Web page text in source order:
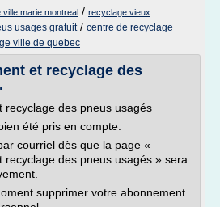
marie montreal / recyclage vieux
usages gratuit/ centre de recyclage
ville de quebec
et recyclage des
recyclage des pneus usagés
été pris en compte.
courriel dès que la page «
recyclage des pneus usagés » sera
supprimer votre abonnement